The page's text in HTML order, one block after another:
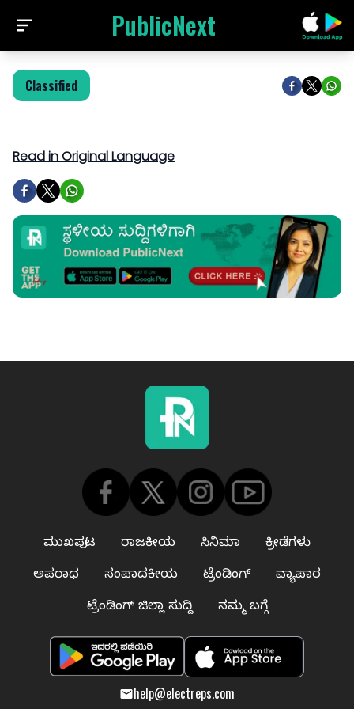
PublicNext
Classified
Read in Original Language
ಮುಖಪುಟ ರಾಜಕೀಯ ಸಿನಿಮಾ
ಕ್ರೀಡೆಗಳು
ಅಪರಾಧ
ಸಂಪಾದಕೀಯ ಟ್ರೆಂಡಿಂಗ್
ವ್ಯಾಪಾರ
ಟ್ರೆಂಡಿಂಗ್ ಜಿಲ್ಲಾ ಸುದ್ದಿ
ನಮ್ಮ ಬಗ್ಗೆ
help@electreps.com